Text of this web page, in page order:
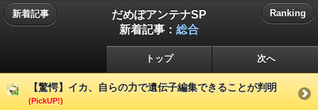
新着記事
だめぽアンテナSP
新着記事： 総合
Ranking
トップ 次へ
【驚愕】イカ、自らの力で遺伝子編集できることが判明
(PickUP!)